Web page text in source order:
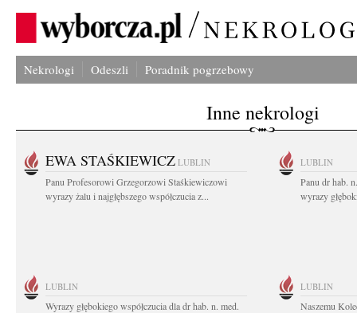
Nekrologi Odeszli Poradnik pogrzebowy
Inne nekrologi
EWA STAŚKIEWICZ LUBLIN
Panu Profesorowi Grzegorzowi Staśkiewiczowi
wyrazy żalu i najgłębszego współczucia z...
LUBLIN
Panu dr hab.
wyrazy
LUBLIN
Wyrazy głębokiego współczucia dla dr hab. n. med.
LUBLIN
Naszemu